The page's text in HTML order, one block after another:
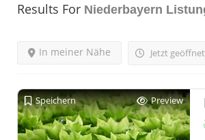
Results For Niederbayern
Jetzt geöffnet
In meiner Nähe
Speichern Preview